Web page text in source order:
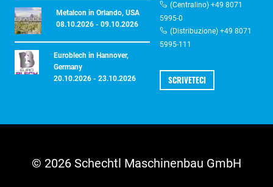
Metalcon in Orlando, USA
08.10.2026 - 09.10.2026
Euroblech in Hannover,
Germany
20.10.2026 - 23.10.2026
(Centralino) +49 8071
5995-0
(Distribuzione) +49 8071
5995-111
SCRIVETECI
© 2026 Schechtl Maschinenbau GmbH